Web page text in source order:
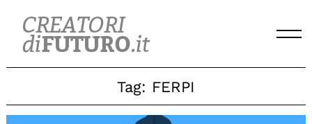
content
Tag: FERPI